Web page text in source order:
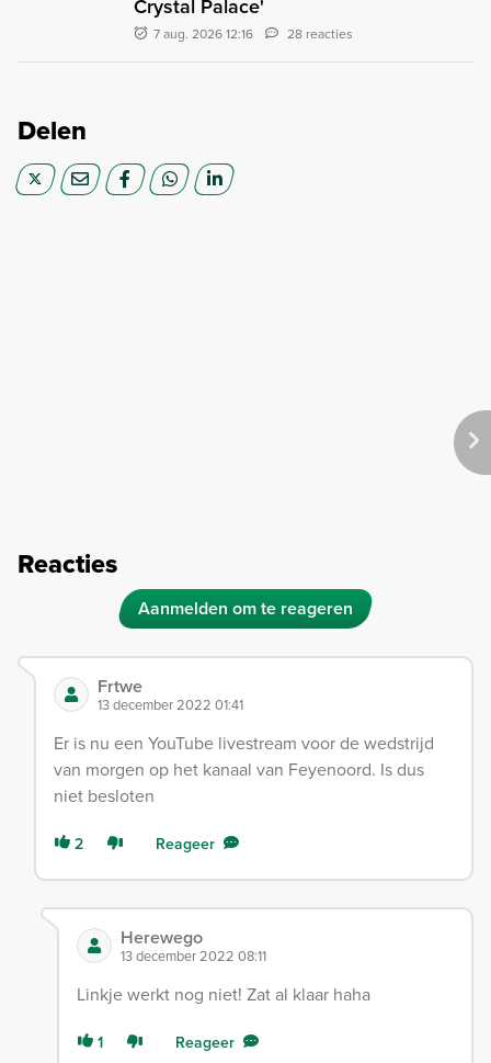
Crystal Palace'
7 aug. 2026 12:16 28 reacties
Delen
Reacties
Aanmelden om te reageren
Frtwe
13 december 2022 01:41
Er is nu een YouTube livestream voor de wedstrijd
van morgen op het kanaal van Feyenoord. Is dus
niet besloten
2 Reageer
Herewego
13 december 2022 08:11
Linkje werkt nog niet! Zat al klaar haha
1 Reageer